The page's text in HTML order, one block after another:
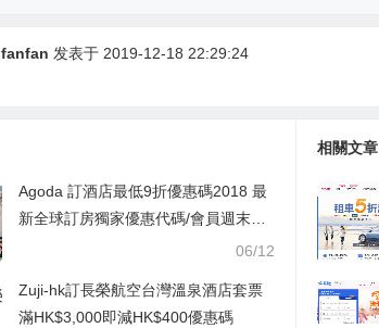
fanfan 发表于 2019-12-18 22:29:24
Agoda 訂酒店最低9折優惠碼2018 最
新全球訂房獨家優惠代碼/會員週末限
06/12
Zuji-hk訂長榮航空台灣溫泉酒店套票
滿HK$3,000即減HK$400優惠碼
相關文章